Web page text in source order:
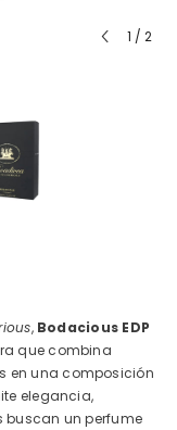
1 / 2
, Bodacious EDP
que combina
en una composición
elegancia,
un perfume